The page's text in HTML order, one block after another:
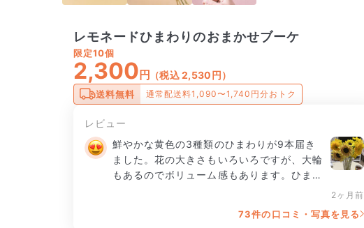
レモネードひまわりのおまかせブーケ
限定10個
2,300円 （税込 2,530円）
送料無料 通常配送料1,090〜1,740円分おトク
レビュー
鮮やかな黄色の3種類のひまわりが9本届き
ました。花の大きさもいろいろですが、大輪
もあるのでボリューム感もあります。ひまわ
2ヶ月前
73件の口コミ・写真を見る